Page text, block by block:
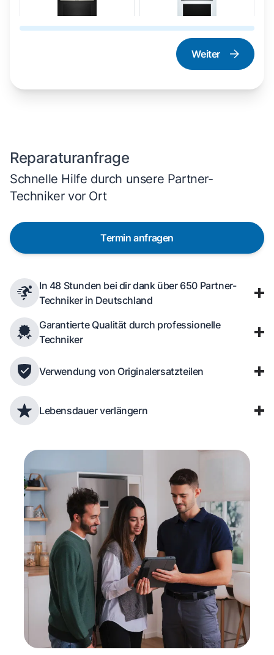
Herd und Backofen
Weiter
Reparaturanfrage
Schnelle Hilfe durch unsere Partner-
Techniker vor Ort
Termin anfragen
In 48 Stunden bei dir dank über 650 Partner-
Techniker in Deutschland
Garantierte Qualität durch professionelle
Techniker
Verwendung von Originalersatzteilen
Lebensdauer verlängern